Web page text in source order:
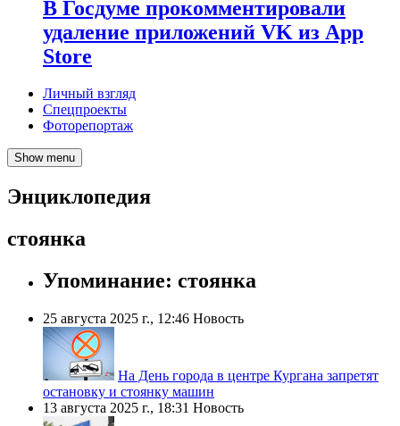
В Госдуме прокомментировали
удаление приложений VK из App
Store
Личный взгляд
Спецпроекты
Фоторепортаж
Show menu
Энциклопедия
стоянка
Упоминание: стоянка
25 августа 2025 г., 12:46 Новость
На День города в центре Кургана запретят
остановку и стоянку машин
13 августа 2025 г., 18:31 Новость